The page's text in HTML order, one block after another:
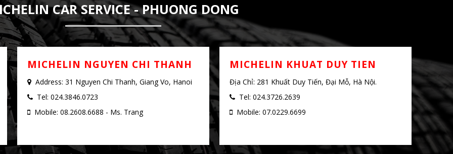
CAR SERVICE - PHUONG DONG
MICHELIN NGUYEN CHI THANH
Address: 31 Nguyen Chi Thanh, Giang Vo, Hanoi
Tel: 024.3846.0723
Mobile: 08.2608.6688 - Ms. Trang
MICHELIN KHUAT DUY TIEN
Địa Chỉ: 281 Khuất Duy Tiến, Đại Mỗ, Hà Nội.
Tel: 024.3726.2639
Mobile: 07.0229.6699